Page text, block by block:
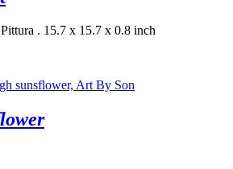
Pittura . 15.7 x 15.7 x 0.8 inch